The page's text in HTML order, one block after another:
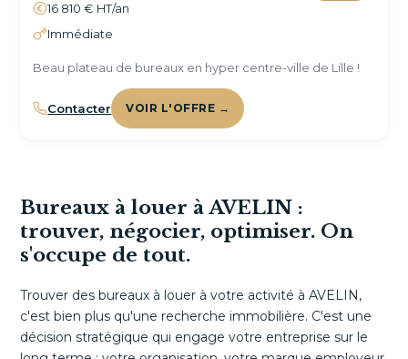
16 810 € HT/an
Immédiate
Beau plateau de bureaux en hyper centre-ville de Lille !
Contacter VOIR L'OFFRE →
Bureaux à louer à AVELIN :
trouver, négocier, optimiser. On
s'occupe de tout.
Trouver des bureaux à louer à votre activité à AVELIN,
c'est bien plus qu'une recherche immobilière. C'est une
décision stratégique qui engage votre entreprise sur le